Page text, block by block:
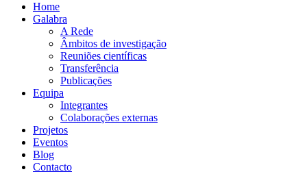
Home
Galabra
A Rede
Âmbitos de investigação
Reuniões científicas
Transferência
Publicações
Equipa
Integrantes
Colaborações externas
Projetos
Eventos
Blog
Contacto